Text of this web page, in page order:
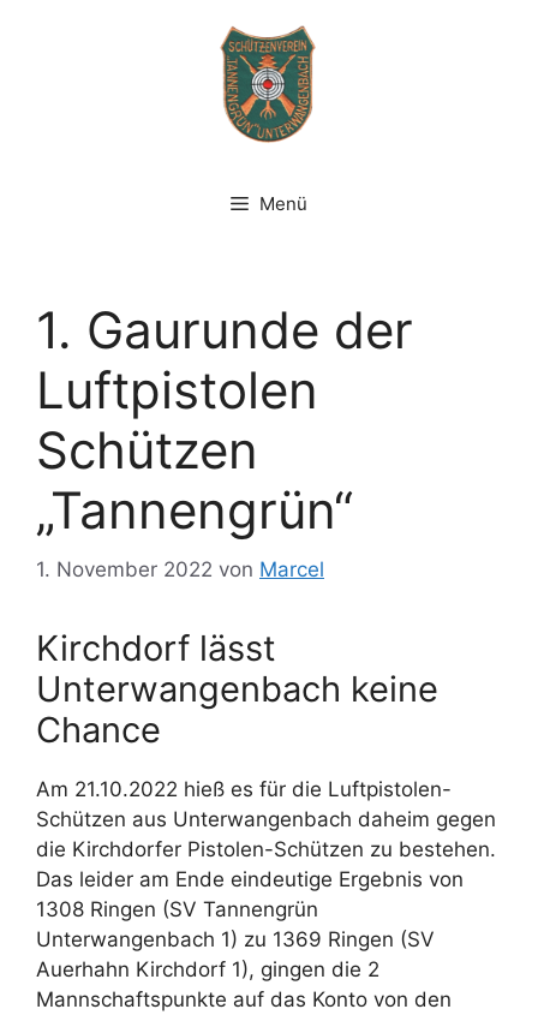
Menü
1. Gaurunde der
Luftpistolen
Schützen
„Tannengrün“
1. November 2022 von Marcel
Kirchdorf lässt
Unterwangenbach keine
Chance
Am 21.10.2022 hieß es für die Luftpistolen-
Schützen aus Unterwangenbach daheim gegen
die Kirchdorfer Pistolen-Schützen zu bestehen.
Das leider am Ende eindeutige Ergebnis von
1308 Ringen (SV Tannengrün
Unterwangenbach 1) zu 1369 Ringen (SV
Auerhahn Kirchdorf 1), gingen die 2
Mannschaftspunkte auf das Konto von den